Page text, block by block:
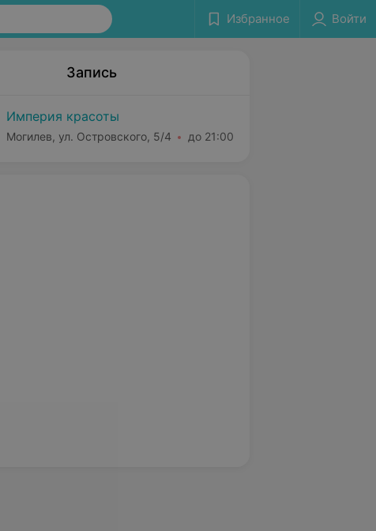
Избранное Войти
Запись
Империя красоты
Могилев, ул. Островского, 5/4 до 21:00